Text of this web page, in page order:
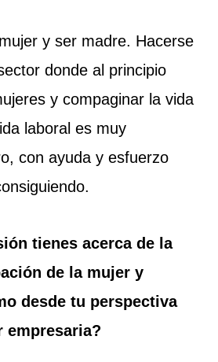
y ser madre. Hacerse
donde al principio
y compaginar la vida
laboral es muy
con ayuda y esfuerzo
tienes acerca de la
de la mujer y
desde tu perspectiva
empresaria?